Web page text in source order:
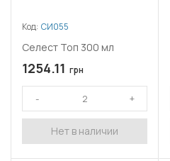
Код: СИ055
Селест Топ 300 мл
1254.11 грн
Нет в наличии